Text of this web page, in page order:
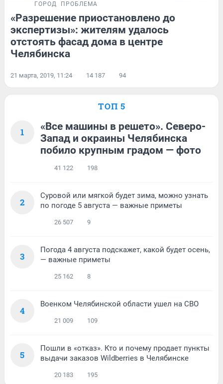
ГОРОД ПРОБЛЕМА
«Разрешение приостановлено до
экспертизы»: жителям удалось
отстоять фасад дома в центре
Челябинска
21 марта, 2019, 11:24 14 187 94
ТОП 5
1
«Все машины в решето». Северо-
Запад и окраины Челябинска
побило крупным градом — фото
41 122 198
2
Суровой или мягкой будет зима, можно узнать
по погоде 5 августа — важные приметы
26 507 9
3
Погода 4 августа подскажет, какой будет осень,
— важные приметы
25 162 8
4
Военком Челябинской области ушел на СВО
21 009 109
5
Пошли в «отказ». Кто и почему продает пункты
выдачи заказов Wildberries в Челябинске
20 183 195